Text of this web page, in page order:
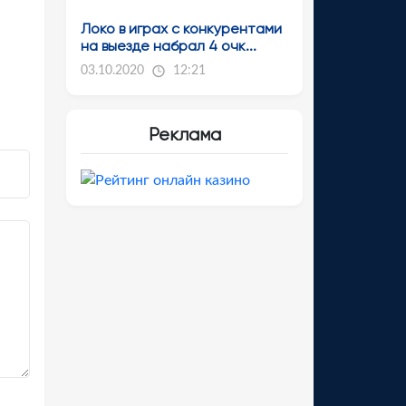
Локо в играх с конкурентами
на выезде набрал 4 очк...
03.10.2020 12:21
Реклама